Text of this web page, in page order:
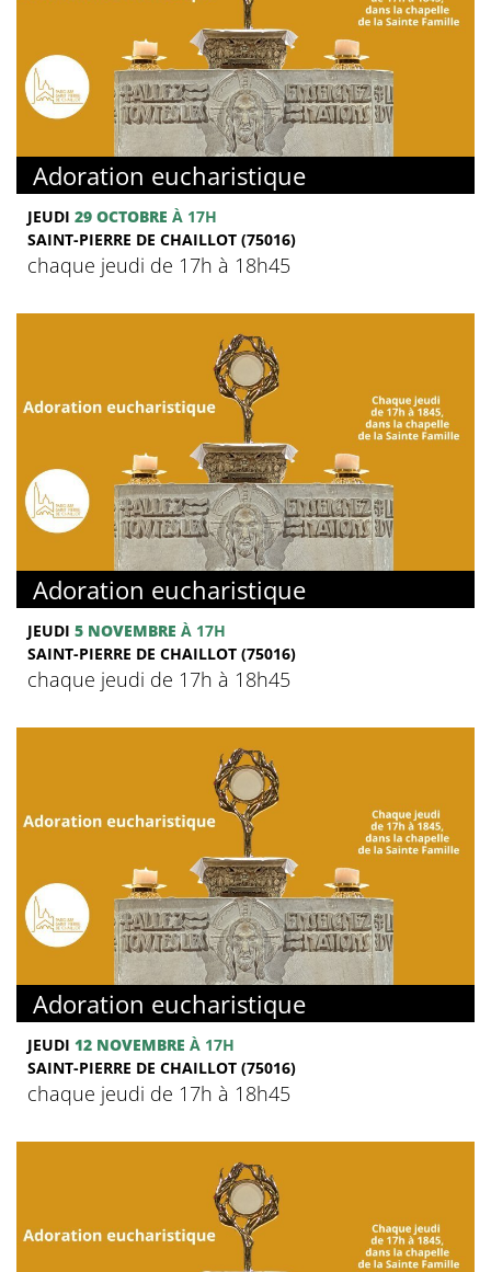
Adoration eucharistique
JEUDI 29 OCTOBRE À 17H
SAINT-PIERRE DE CHAILLOT (75016)
chaque jeudi de 17h à 18h45
Adoration eucharistique
JEUDI 5 NOVEMBRE À 17H
SAINT-PIERRE DE CHAILLOT (75016)
chaque jeudi de 17h à 18h45
Adoration eucharistique
JEUDI 12 NOVEMBRE À 17H
SAINT-PIERRE DE CHAILLOT (75016)
chaque jeudi de 17h à 18h45